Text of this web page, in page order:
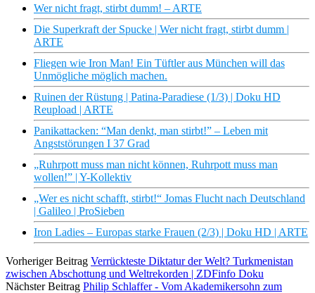
Wer nicht fragt, stirbt dumm! – ARTE
Die Superkraft der Spucke | Wer nicht fragt, stirbt dumm |
ARTE
Fliegen wie Iron Man! Ein Tüftler aus München will das
Unmögliche möglich machen.
Ruinen der Rüstung | Patina-Paradiese (1/3) | Doku HD
Reupload | ARTE
Panikattacken: “Man denkt, man stirbt!” – Leben mit
Angststörungen I 37 Grad
„Ruhrpott muss man nicht können, Ruhrpott muss man
wollen!” | Y-Kollektiv
„Wer es nicht schafft, stirbt!“ Jomas Flucht nach Deutschland
| Galileo | ProSieben
Iron Ladies – Europas starke Frauen (2/3) | Doku HD | ARTE
Vorheriger Beitrag Verrückteste Diktatur der Welt? Turkmenistan
zwischen Abschottung und Weltrekorden | ZDFinfo Doku
Nächster Beitrag Philip Schlaffer - Vom Akademikersohn zum